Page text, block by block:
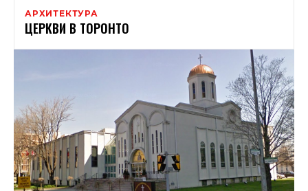
АРХИТЕКТУРА
ЦЕРКВИ В ТОРОНТО